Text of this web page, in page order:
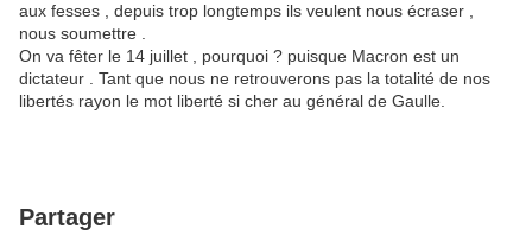
aux fesses , depuis trop longtemps ils veulent nous écraser ,
nous soumettre .
On va fêter le 14 juillet , pourquoi ? puisque Macron est un
dictateur . Tant que nous ne retrouverons pas la totalité de nos
libertés rayon le mot liberté si cher au général de Gaulle.
Partager